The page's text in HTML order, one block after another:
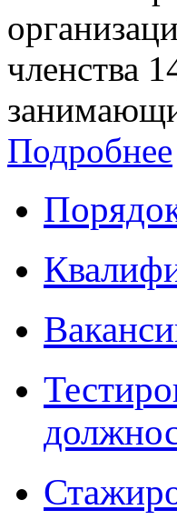
членства
Подробнее